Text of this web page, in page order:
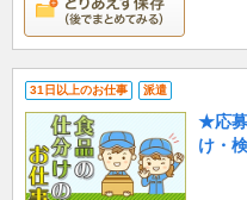
31日以上のお仕事 派遣
★応募
け・